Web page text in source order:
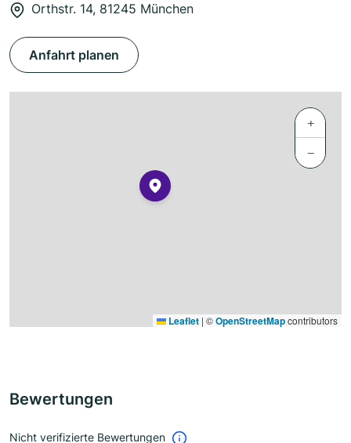
Orthstr. 14, 81245 München
Anfahrt planen
+
−
Leaflet | ©OpenStreetMapcontributors
Bewertungen
Nicht verifizierte Bewertungen